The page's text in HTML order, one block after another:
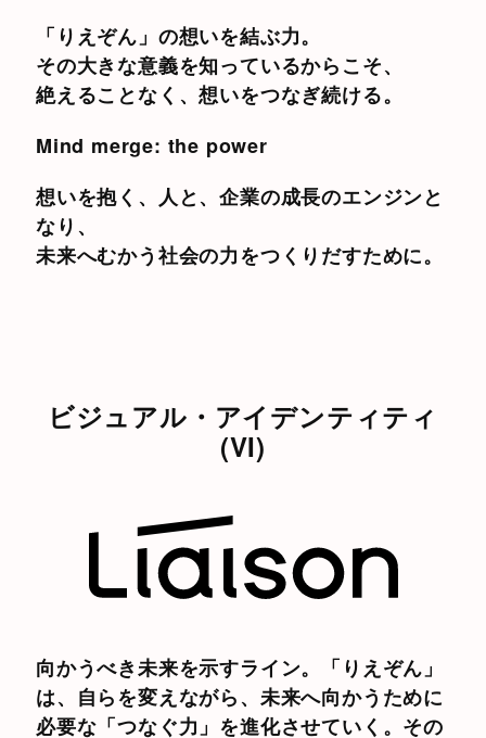
「りえぞん」の想いを結ぶ力。
その大きな意義を知っているからこそ、
絶えることなく、想いをつなぎ続ける。
Mind merge: the power
想いを抱く、人と、企業の成長のエンジンと
なり、
未来へむかう社会の力をつくりだすために。
ビジュアル・アイデンティティ
(VI)
向かうべき未来を示すライン。「りえぞん」
は、自らを変えながら、未来へ向かうために
必要な「つなぐ力」を進化させていく。その